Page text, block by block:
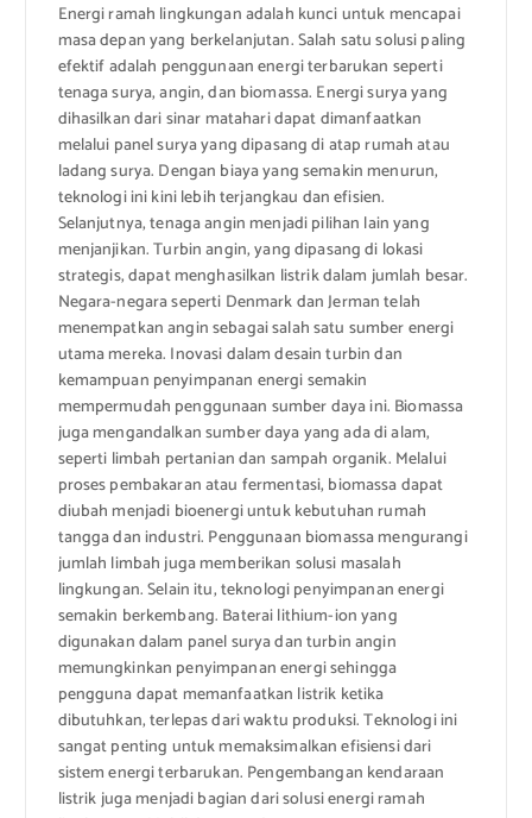
Energi ramah lingkungan adalah kunci untuk mencapai
masa depan yang berkelanjutan. Salah satu solusi paling
efektif adalah penggunaan energi terbarukan seperti
tenaga surya, angin, dan biomassa. Energi surya yang
dihasilkan dari sinar matahari dapat dimanfaatkan
melalui panel surya yang dipasang di atap rumah atau
ladang surya. Dengan biaya yang semakin menurun,
teknologi ini kini lebih terjangkau dan efisien.
Selanjutnya, tenaga angin menjadi pilihan lain yang
menjanjikan. Turbin angin, yang dipasang di lokasi
strategis, dapat menghasilkan listrik dalam jumlah besar.
Negara-negara seperti Denmark dan Jerman telah
menempatkan angin sebagai salah satu sumber energi
utama mereka. Inovasi dalam desain turbin dan
kemampuan penyimpanan energi semakin
mempermudah penggunaan sumber daya ini. Biomassa
juga mengandalkan sumber daya yang ada di alam,
seperti limbah pertanian dan sampah organik. Melalui
proses pembakaran atau fermentasi, biomassa dapat
diubah menjadi bioenergi untuk kebutuhan rumah
tangga dan industri. Penggunaan biomassa mengurangi
jumlah limbah juga memberikan solusi masalah
lingkungan. Selain itu, teknologi penyimpanan energi
semakin berkembang. Baterai lithium-ion yang
digunakan dalam panel surya dan turbin angin
memungkinkan penyimpanan energi sehingga
pengguna dapat memanfaatkan listrik ketika
dibutuhkan, terlepas dari waktu produksi. Teknologi ini
sangat penting untuk memaksimalkan efisiensi dari
sistem energi terbarukan. Pengembangan kendaraan
listrik juga menjadi bagian dari solusi energi ramah